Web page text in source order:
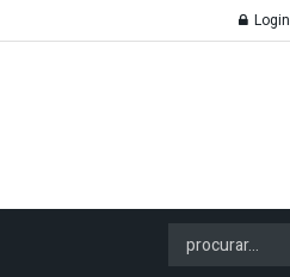
Login